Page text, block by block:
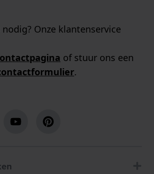
Onze klantenservice
of stuur ons een
.